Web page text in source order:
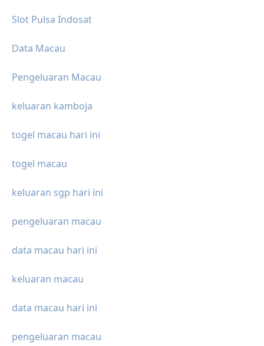
Slot Pulsa Indosat
Data Macau
Pengeluaran Macau
keluaran kamboja
togel macau hari ini
togel macau
keluaran sgp hari ini
pengeluaran macau
data macau hari ini
keluaran macau
data macau hari ini
pengeluaran macau